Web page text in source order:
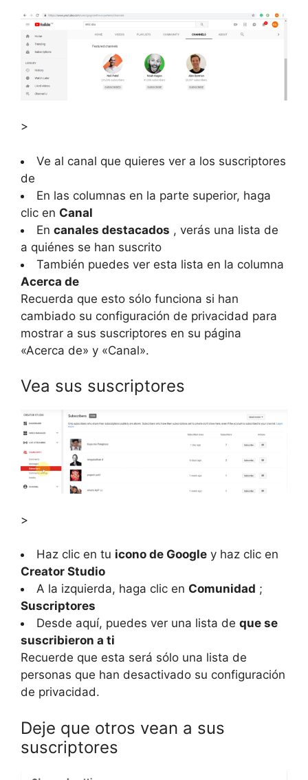
>
Ve al canal que quieres ver a los suscriptores
de
En las columnas en la parte superior, haga
clic en Canal
En canales destacados , verás una lista de
a quiénes se han suscrito
También puedes ver esta lista en la columna
Acerca de
Recuerda que esto sólo funciona si han
cambiado su configuración de privacidad para
mostrar a sus suscriptores en su página
«Acerca de» y «Canal».
Vea sus suscriptores
>
Haz clic en tu icono de Google y haz clic en
Creator Studio
A la izquierda, haga clic en Comunidad ;
Suscriptores
Desde aquí, puedes ver una lista de que se
suscribieron a ti
Recuerde que esta será sólo una lista de
personas que han desactivado su configuración
de privacidad.
Deje que otros vean a sus
suscriptores